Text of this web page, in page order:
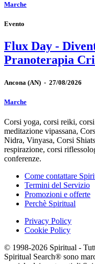
Marche
Evento
Flux Day -
Pranoterapia
Ancona (AN) - 27/08/2026
Marche
Corsi yoga, corsi reiki,
meditazione vipassana,
Nidra, Vinyasa, Corsi
respirazione, corsi
conferenze.
Come contattare
Termini del Servizio
Promozioni e offerte
Perchè Spiritual
Privacy Policy
Cookie Policy
© 1998-2026 Spiritual -
Spiritual Search® sono